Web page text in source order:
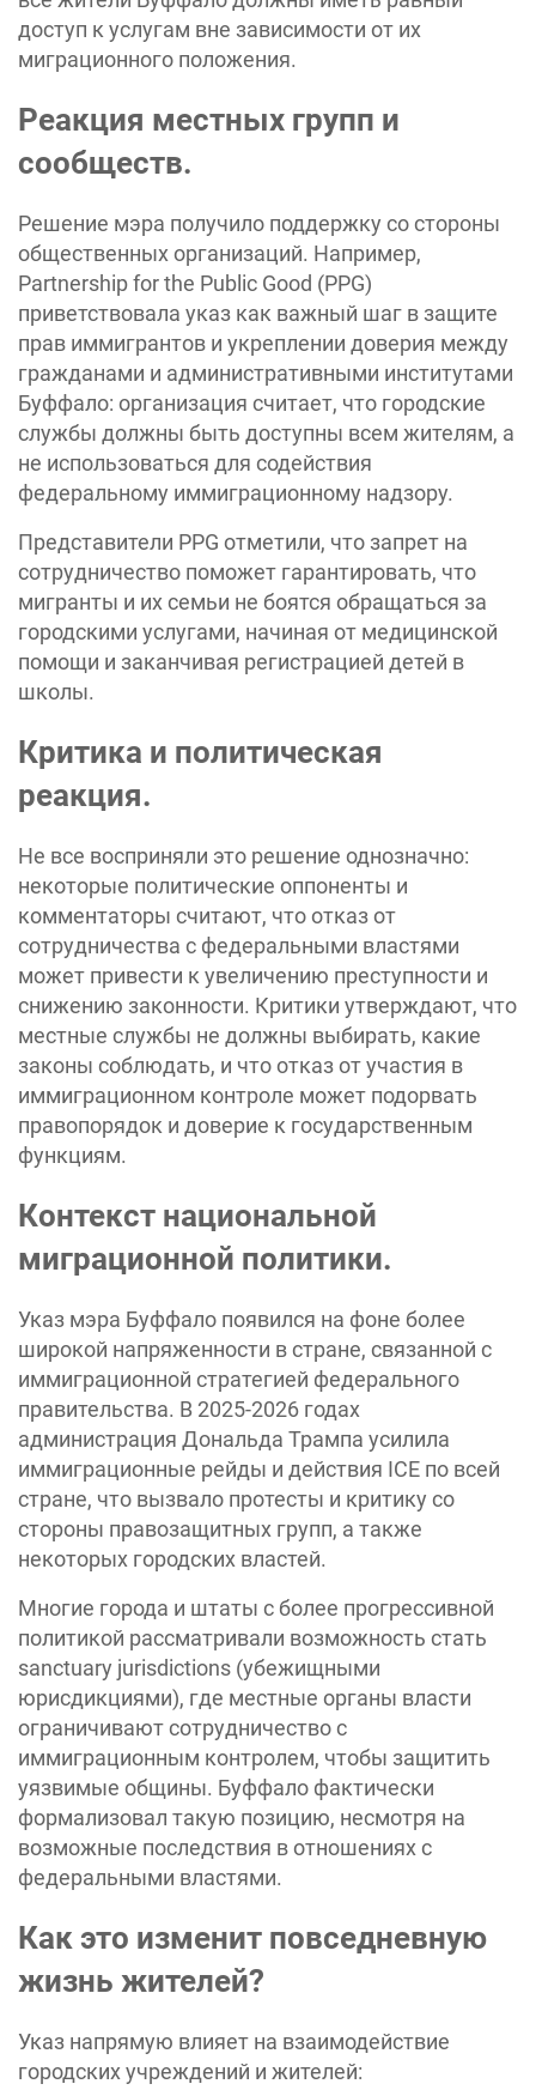
доступ к услугам вне зависимости от их
миграционного положения.
Реакция местных групп и
сообществ.
Решение мэра получило поддержку со стороны
общественных организаций. Например,
Partnership for the Public Good (PPG)
приветствовала указ как важный шаг в защите
прав иммигрантов и укреплении доверия между
гражданами и административными институтами
Буффало: организация считает, что городские
службы должны быть доступны всем жителям, а
не использоваться для содействия
федеральному иммиграционному надзору.
Представители PPG отметили, что запрет на
сотрудничество поможет гарантировать, что
мигранты и их семьи не боятся обращаться за
городскими услугами, начиная от медицинской
помощи и заканчивая регистрацией детей в
школы.
Критика и политическая
реакция.
Не все восприняли это решение однозначно:
некоторые политические оппоненты и
комментаторы считают, что отказ от
сотрудничества с федеральными властями
может привести к увеличению преступности и
снижению законности. Критики утверждают, что
местные службы не должны выбирать, какие
законы соблюдать, и что отказ от участия в
иммиграционном контроле может подорвать
правопорядок и доверие к государственным
функциям.
Контекст национальной
миграционной политики.
Указ мэра Буффало появился на фоне более
широкой напряженности в стране, связанной с
иммиграционной стратегией федерального
правительства. В 2025-2026 годах
администрация Дональда Трампа усилила
иммиграционные рейды и действия ICE по всей
стране, что вызвало протесты и критику со
стороны правозащитных групп, а также
некоторых городских властей.
Многие города и штаты с более прогрессивной
политикой рассматривали возможность стать
sanctuary jurisdictions (убежищными
юрисдикциями), где местные органы власти
ограничивают сотрудничество с
иммиграционным контролем, чтобы защитить
уязвимые общины. Буффало фактически
формализовал такую позицию, несмотря на
возможные последствия в отношениях с
федеральными властями.
Как это изменит повседневную
жизнь жителей?
Указ напрямую влияет на взаимодействие
городских учреждений и жителей: